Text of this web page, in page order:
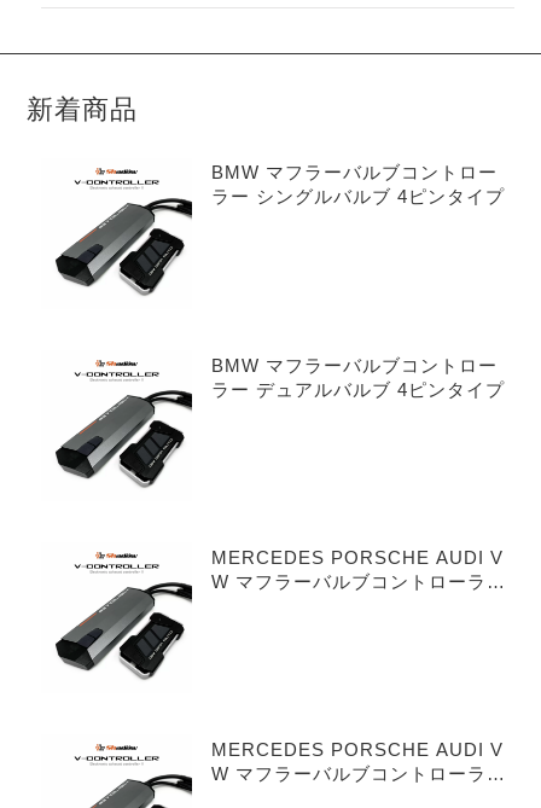
新着商品
BMW マフラーバルブコントロー
ラー シングルバルブ 4ピンタイプ
BMW マフラーバルブコントロー
ラー デュアルバルブ 4ピンタイプ
MERCEDES PORSCHE AUDI V
W マフラーバルブコントローラー
MERCEDES PORSCHE AUDI V
W マフラーバルブコントローラー